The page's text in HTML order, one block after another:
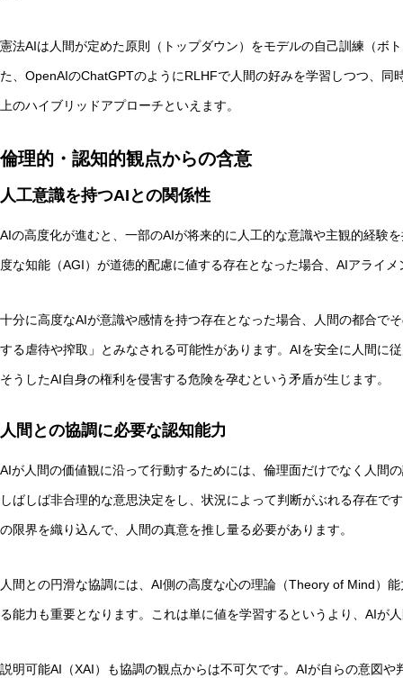
憲法AIは人間が定めた原則（トップダウン）をモデルの自己訓練（ボ
た、OpenAIのChatGPTのようにRLHFで人間の好みを学習しつつ、同
上のハイブリッドアプローチといえます。
倫理的・認知的観点からの含意
人工意識を持つAIとの関係性
AIの高度化が進むと、一部のAIが将来的に人工的な意識や主観的経験
度な知能（AGI）が道徳的配慮に値する存在となった場合、AIアライ
十分に高度なAIが意識や感情を持つ存在となった場合、人間の都合で
する虐待や搾取」とみなされる可能性があります。AIを安全に人間に
そうしたAI自身の権利を侵害する危険を孕むという矛盾が生じます。
人間との協調に必要な認知能力
AIが人間の価値観に沿って行動するためには、倫理面だけでなく人間
しばしば非合理的な意思決定をし、状況によって判断がぶれる存在で
の限界を織り込んで、人間の真意を推し量る必要があります。
人間との円滑な協調には、AI側の高度な心の理論（Theory of Mind）
る能力も重要となります。これは単に値を学習するというより、AIが
説明可能AI（XAI）も協調の観点からは不可欠です。AIが自らの意図